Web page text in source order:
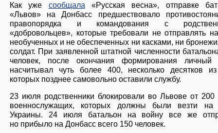
Как уже сообщала «Русская весна», отправке
«Львов» на Донбасс предшествовало
правопорядка и командования с
«добровольцев», которые требовали не отправлять
необученных и не обеспеченных ни касками, ни
солдат. При заявленной штатной численности
человек, после окончания формирования личный
насчитывал чуть более 400, несколько десятков
которых позднее самовольно оставили службу.
23 июля родственники блокировали во Львове от
военнослужащих, которых должны были везти на
Украины. 24 июля батальон на войну все же
но прибыло на Донбасс всего 150 человек.